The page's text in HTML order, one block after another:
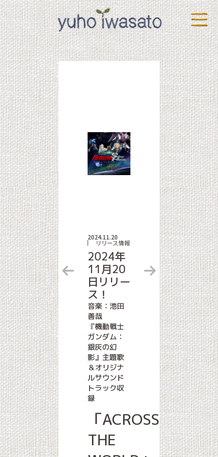
2024.11.20
リリース情報
2024年
11月20
日リリー
ス！
音楽：池田
善哉
『機動戦士
ガンダム：
銀灰の幻
影』主題歌
＆オリジナ
ルサウンド
トラック収
録
「ACROSS
THE